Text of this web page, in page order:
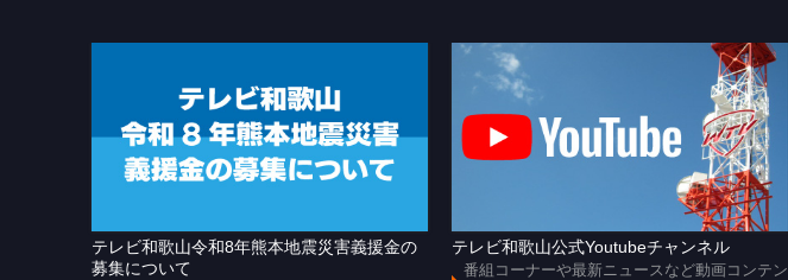
テレビ和歌山令和8年熊本地震災害義援金の
募集について
テレビ和歌山公式Youtubeチャンネル
番組コーナーや最新ニュースなど動画コンテン